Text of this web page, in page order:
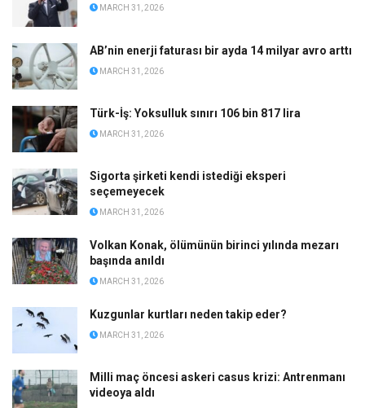
MARCH 31, 2026
AB’nin enerji faturası bir ayda 14 milyar avro arttı
MARCH 31, 2026
Türk-İş: Yoksulluk sınırı 106 bin 817 lira
MARCH 31, 2026
Sigorta şirketi kendi istediği eksperi
seçemeyecek
MARCH 31, 2026
Volkan Konak, ölümünün birinci yılında mezarı
başında anıldı
MARCH 31, 2026
Kuzgunlar kurtları neden takip eder?
MARCH 31, 2026
Milli maç öncesi askeri casus krizi: Antrenmanı
videoya aldı